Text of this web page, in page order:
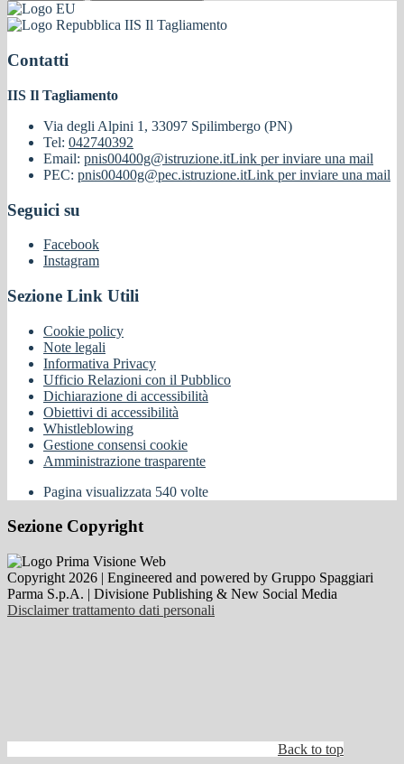
IIS Il Tagliamento
Contatti
IIS Il Tagliamento
Via degli Alpini 1, 33097 Spilimbergo (PN)
Tel: 042740392
Email: pnis00400g@istruzione.itLink per inviare una mail
PEC: pnis00400g@pec.istruzione.itLink per inviare una mail
Seguici su
Facebook
Instagram
Sezione Link Utili
Cookie policy
Note legali
Informativa Privacy
Ufficio Relazioni con il Pubblico
Dichiarazione di accessibilità
Obiettivi di accessibilità
Whistleblowing
Gestione consensi cookie
Amministrazione trasparente
Pagina visualizzata 540 volte
Sezione Copyright
Copyright 2026 | Engineered and powered by Gruppo Spaggiari
Parma S.p.A. | Divisione Publishing & New Social Media
Disclaimer trattamento dati personali
Back to top